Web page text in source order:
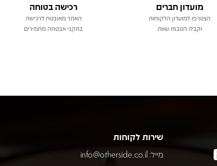
מועדון חברים
הצטרפו למועדון הלקוחות
וקבלו הטבות שוות
רכישה בטוחה
האתר מאובטח לרכישה
בתקני אבטחה מחמירים
שירות לקוחות
מייל: info@otherside.co.il